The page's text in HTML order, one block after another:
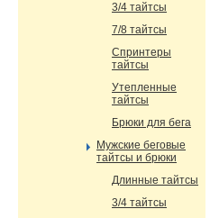
3/4 тайтсы
7/8 тайтсы
Спринтеры
тайтсы
Утепленные
тайтсы
Брюки для бега
Мужские беговые
тайтсы и брюки
Длинные тайтсы
3/4 тайтсы